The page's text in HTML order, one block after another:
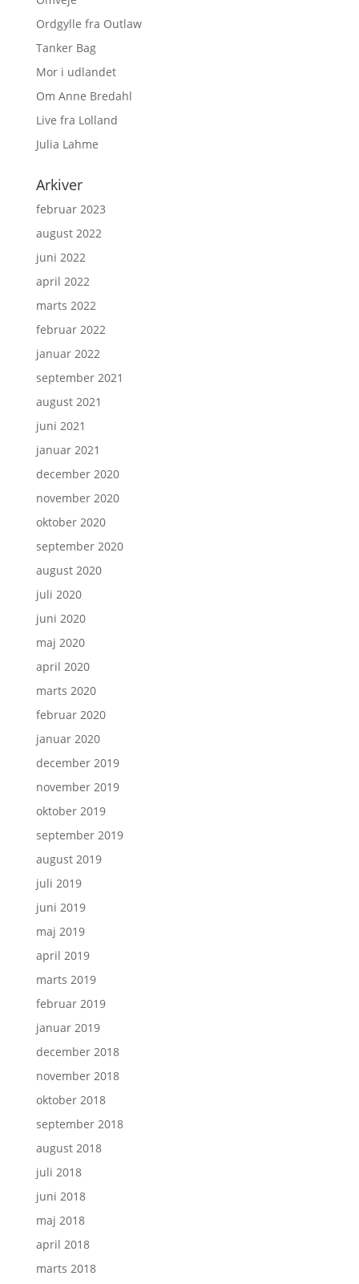
Ordgylle fra Outlaw
Tanker Bag
Mor i udlandet
Om Anne Bredahl
Live fra Lolland
Julia Lahme
Arkiver
februar 2023
august 2022
juni 2022
april 2022
marts 2022
februar 2022
januar 2022
september 2021
august 2021
juni 2021
januar 2021
december 2020
november 2020
oktober 2020
september 2020
august 2020
juli 2020
juni 2020
maj 2020
april 2020
marts 2020
februar 2020
januar 2020
december 2019
november 2019
oktober 2019
september 2019
august 2019
juli 2019
juni 2019
maj 2019
april 2019
marts 2019
februar 2019
januar 2019
december 2018
november 2018
oktober 2018
september 2018
august 2018
juli 2018
juni 2018
maj 2018
april 2018
marts 2018